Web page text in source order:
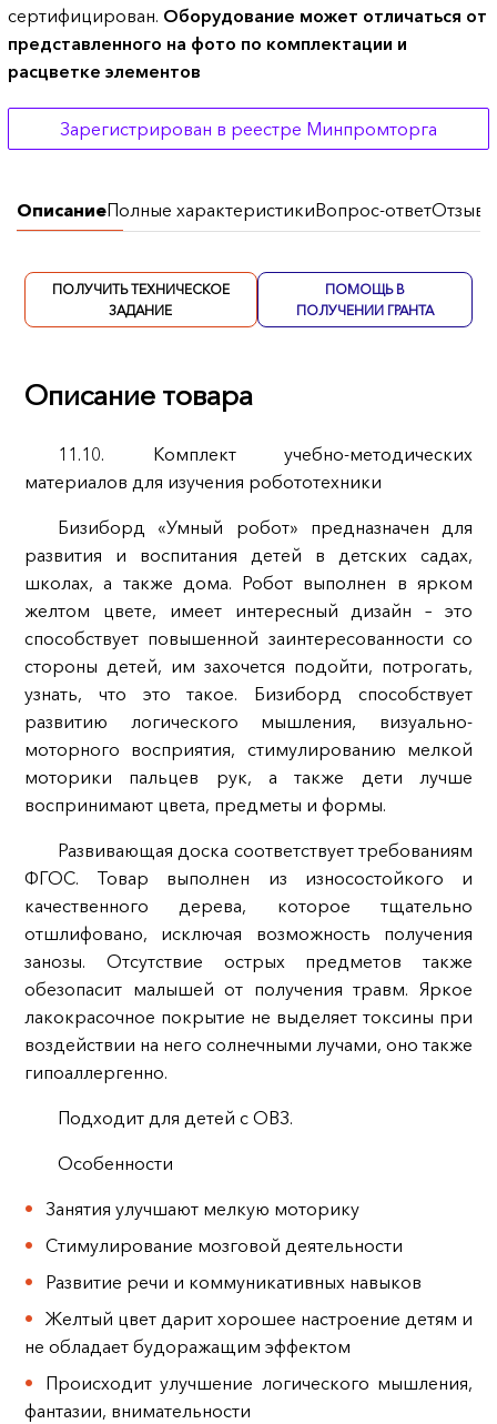
сертифицирован. Оборудование может отличаться от
представленного на фото по комплектации и
расцветке элементов
Зарегистрирован в реестре Минпромторга
ОписаниеПолные характеристикиВопрос-ответОтзывы
ПОЛУЧИТЬ ТЕХНИЧЕСКОЕ
ЗАДАНИЕ
ПОМОЩЬ В
ПОЛУЧЕНИИ ГРАНТА
Описание товара
11.10. Комплект учебно-методических
материалов для изучения робототехники
Бизиборд «Умный робот» предназначен для
развития и воспитания детей в детских садах,
школах, а также дома. Робот выполнен в ярком
желтом цвете, имеет интересный дизайн – это
способствует повышенной заинтересованности со
стороны детей, им захочется подойти, потрогать,
узнать, что это такое. Бизиборд способствует
развитию логического мышления, визуально-
моторного восприятия, стимулированию мелкой
моторики пальцев рук, а также дети лучше
воспринимают цвета, предметы и формы.
Развивающая доска соответствует требованиям
ФГОС. Товар выполнен из износостойкого и
качественного дерева, которое тщательно
отшлифовано, исключая возможность получения
занозы. Отсутствие острых предметов также
обезопасит малышей от получения травм. Яркое
лакокрасочное покрытие не выделяет токсины при
воздействии на него солнечными лучами, оно также
гипоаллергенно.
Подходит для детей с ОВЗ.
Особенности
Занятия улучшают мелкую моторику
Стимулирование мозговой деятельности
Развитие речи и коммуникативных навыков
Желтый цвет дарит хорошее настроение детям и
не обладает будоражащим эффектом
Происходит улучшение логического мышления,
фантазии, внимательности